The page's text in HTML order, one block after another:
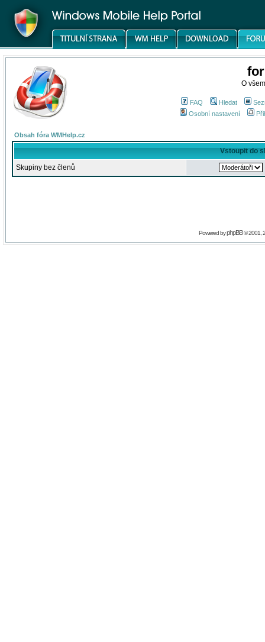
O
FAQ Hledat
Osobní nastavení
Obsah fóra WMHelp.cz
Vstoupit do
Skupiny bez členů
Powered byphpBB© 2001,